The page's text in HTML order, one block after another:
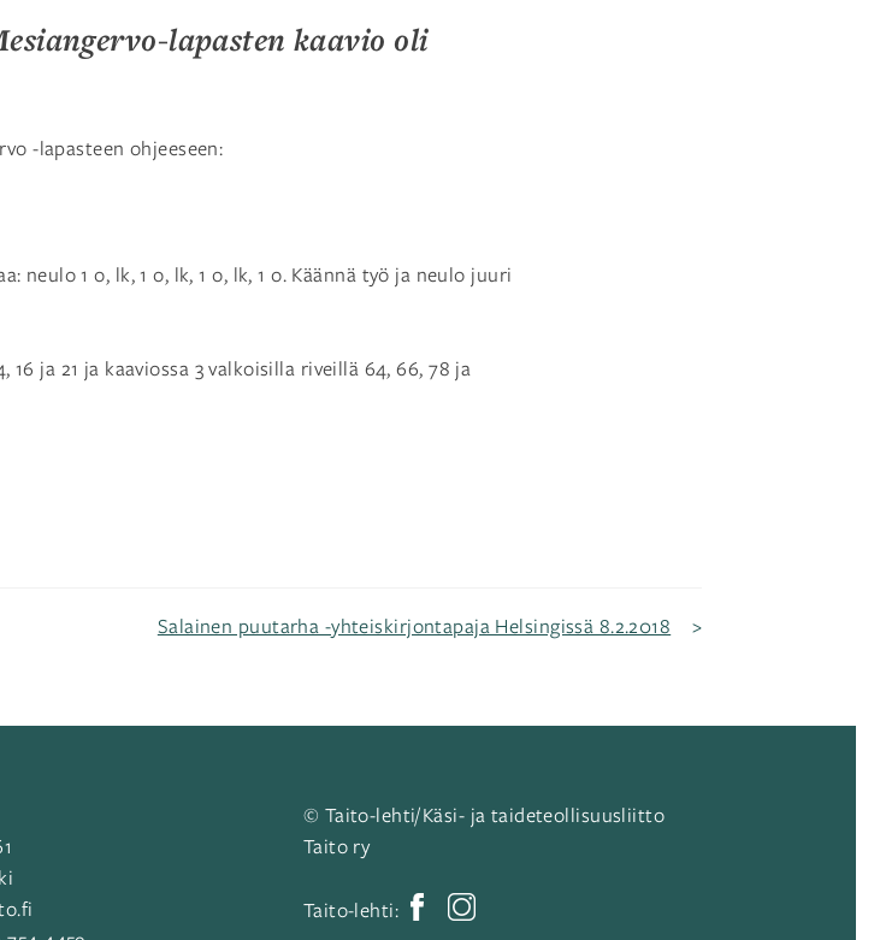
lapasten kaavio oli
-lapasteen ohjeeseen:
neulo 1 o, lk, 1 o, lk, 1 o, lk, 1 o. Käännä työ ja neulo juuri
ja 21 ja kaaviossa 3 valkoisilla riveillä 64, 66, 78 ja
Salainen puutarha -yhteiskirjontapaja Helsingissä 8.2.2018
© Taito-lehti/Käsi- ja taideteollisuusliitto
Taito ry
Taito-lehti: